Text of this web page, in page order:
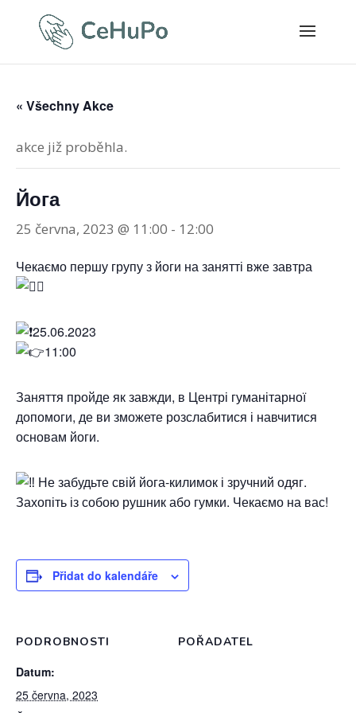
« Všechny Akce
akce již proběhla.
Йога
25 června, 2023 @ 11:00 - 12:00
Чекаємо першу групу з йоги на занятті вже завтра
25.06.2023
11:00
Заняття пройде як завжди, в Центрі гуманітарної
допомоги, де ви зможете розслабитися і навчитися
основам йоги.
Не забудьте свій йога-килимок і зручний одяг.
Захопіть із собою рушник або гумки. Чекаємо на вас!
Přidat do kalendáře
PODROBNOSTI
Datum:
25 června, 2023
POŘADATEL